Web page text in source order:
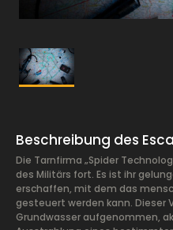
Beschreibung des
Die Tarnfirma „Spider
des Militärs fort. Es ist ihr
erschaffen, mit dem das
gesteuert werden kann. Dieser
Grundwasser aufgenommen,